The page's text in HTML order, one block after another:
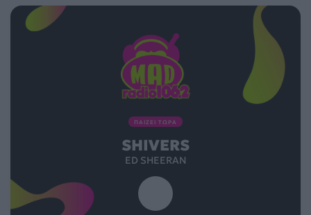
ΠΑΙΖΕΙ ΤΩΡΑ
SHIVERS
ED SHEERAN